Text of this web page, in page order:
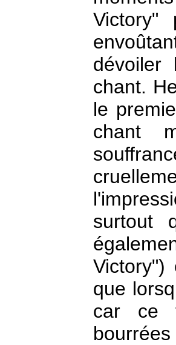
Victory"
chant.
le
chant
surtout
que
car ce